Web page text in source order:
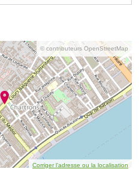
© contributeurs OpenStreetMap
Corriger l’adresse ou la localisation